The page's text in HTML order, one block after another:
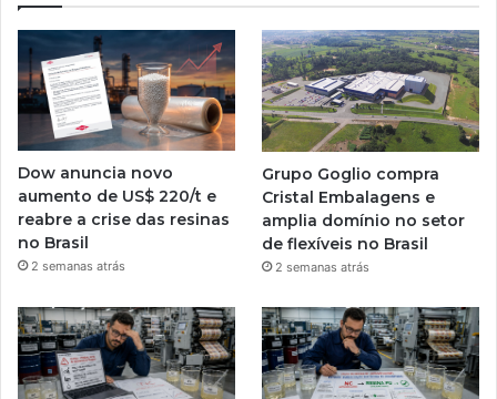
Dow anuncia novo
aumento de US$ 220/t e
reabre a crise das resinas
no Brasil
2 semanas atrás
Grupo Goglio compra
Cristal Embalagens e
amplia domínio no setor
de flexíveis no Brasil
2 semanas atrás